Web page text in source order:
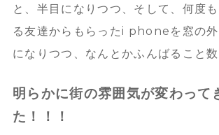
と、半目になりつつ、そして、何度
る友達からもらったi phoneを窓の外
になりつつ、なんとかふんばること数
明らかに街の雰囲気が変わって
た！！！